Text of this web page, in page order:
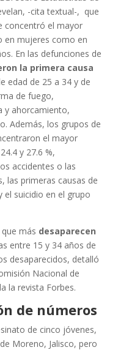
-cita textual-, que
concentró el mayor
en mujeres como en
En las defunciones de
la primera causa
edad de 25 a 34 y de
de fuego,
y ahorcamiento,
Además, los grupos de
el mayor
y 27.6 %,
accidentes o las
las primeras causas de
el suicidio en el grupo
más desaparecen
entre 15 y 34 años de
desaparecidos, detalló
Nacional de
la revista Forbes.
de números
de cinco jóvenes,
Moreno, Jalisco, pero